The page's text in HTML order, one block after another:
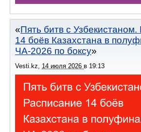
Пять битв с Узбекистаном.
14 боёв Казахстана в
ЧА-2026 по боксу
Vesti.kz 14 июля 2026 в 19:13